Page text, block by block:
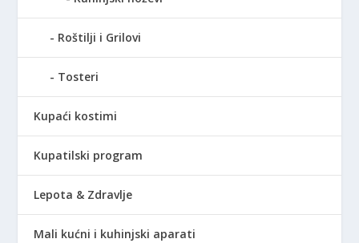
Roštilji i Grilovi
Tosteri
Kupaći kostimi
Kupatilski program
Lepota & Zdravlje
Mali kućni i kuhinjski aparati